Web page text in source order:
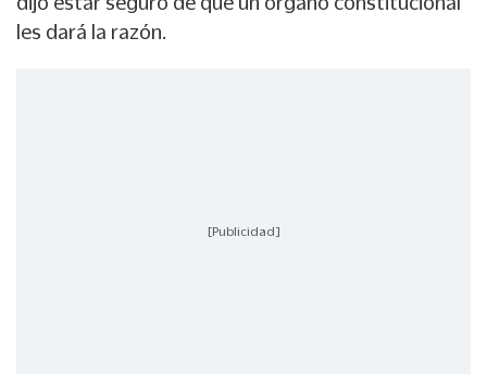
les dará la razón.
[Publicidad]